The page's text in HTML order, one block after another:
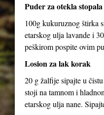
Puder za otekla stopala
100g kukuruznog štirka
etarskog ulja lavande i
peškirom pospite ovim
Losion za lak korak
20 g žalfije sipajte u
stoji na tamnom i
etarskog ulja nane.